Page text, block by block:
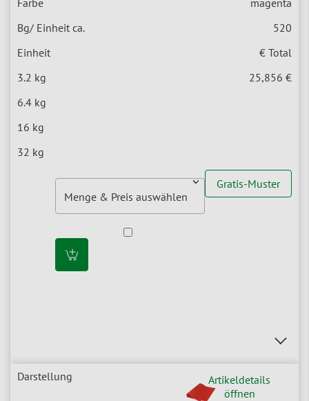
520
€ Total
25,856 €
Gratis-Muster
Artikeldetails
öffnen